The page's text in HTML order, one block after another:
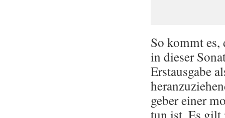
So kommt es,
in die­ser
Erst­aus­ga­be
ge­ber einer
tun ist. Es gilt